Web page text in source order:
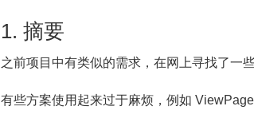
1. 摘要
之前项目中有类似的需求，在网上寻找了一
有些方案使用起来过于麻烦，例如